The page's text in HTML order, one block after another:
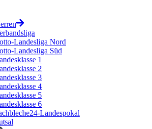
Landesliga Nord
Landesliga Süd
1
2
3
4
5
6
Landespokal